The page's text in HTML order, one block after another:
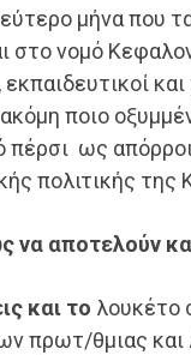
μήνα που
στο νομό
και
ποιο
πέρσι ως
πολιτικής της
να αποτελούν
και το λουκέτο
πρωτ/θμιας και